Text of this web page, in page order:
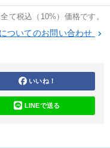
ウンロード）
て税込（10%）価格です。
ついてのお問い合わせ keyboard_arrow_right
いいね！
LINEで送る